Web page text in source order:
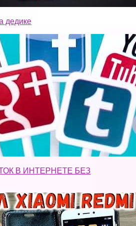
дедике
В ИНТЕРНЕТЕ БЕЗ